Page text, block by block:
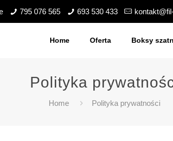
795 076 565 693 530 433
Home Oferta Boksy
Polityka
Home Polityka prywatności